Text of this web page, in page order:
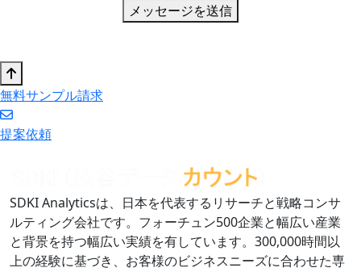
メッセージを送信
無料サンプル請求
提案依頼
SDKI Analyticsは、日本を代表するリサーチと戦略コンサ
ルティング会社です。フォーチュン500企業と幅広い産業
と背景を持つ幅広い実績を有しています。300,000時間以
上の経験に基づき、お客様のビジネスニーズに合わせた専